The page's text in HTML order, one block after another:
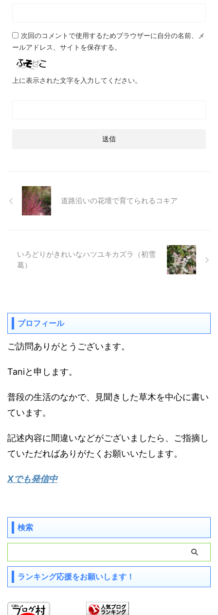
次回のコメントで使用するためブラウザーに自分の名前、メ
ールアドレス、サイトを保存する。
上に表示された文字を入力してください。
道路沿いの花壇で育てられるコキア
いろどりがきれいなハツユキカズラ（初雪
葛）
プロフィール
ご訪問ありがとうございます。
Taniと申します。
普段の生活のなかで、見聞きした草木を中心に書い
ています。
記述内容に間違いなどがございましたら、ご指摘し
ていただればありがたくお願いいたします。
Xでも発信中
検索
ランキング応援をお願いします！